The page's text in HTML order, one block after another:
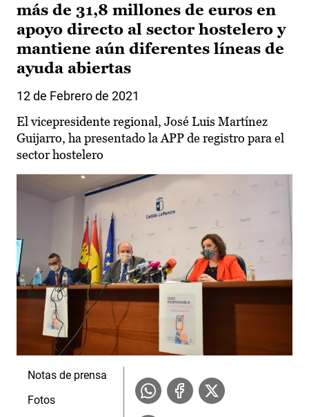
más de 31,8 millones de euros en
apoyo directo al sector hostelero y
mantiene aún diferentes líneas de
ayuda abiertas
12 de Febrero de 2021
El vicepresidente regional, José Luis Martínez
Guijarro, ha presentado la APP de registro para el
sector hostelero
Notas de prensa
Fotos